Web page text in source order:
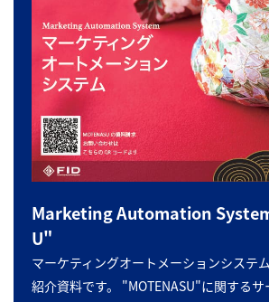
Marketing Automation
U"
マーケティングオートメーションシステ
紹介資料です。 "MOTENASU"に関する